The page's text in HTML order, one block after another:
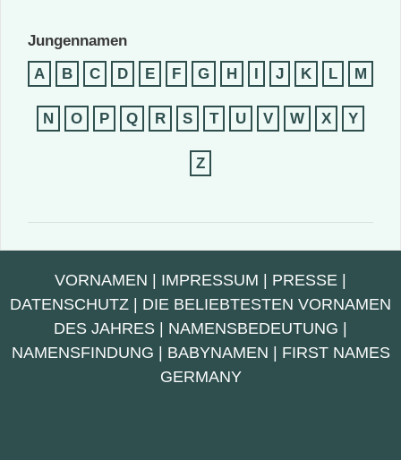
Jungennamen
A
B C D E F G H I J K L M
N O P Q R S T U V W X Y
Z
VORNAMEN | IMPRESSUM | PRESSE |
DATENSCHUTZ | DIE BELIEBTESTEN VORNAMEN
DES JAHRES | NAMENSBEDEUTUNG |
NAMENSFINDUNG | BABYNAMEN | FIRST NAMES
GERMANY